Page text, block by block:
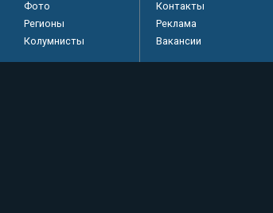
Фото
Регионы
Колумнисты
Контакты
Реклама
Вакансии